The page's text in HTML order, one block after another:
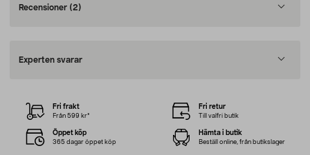
Recensioner (2)
Experten svarar
Fri frakt
Från 599 kr*
Fri retur
Till valfri butik
Öppet köp
365 dagar öppet köp
Hämta i butik
Beställ online, från butikslager